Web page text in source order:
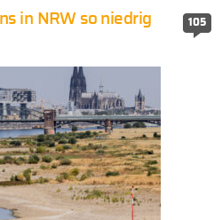
105
in NRW so niedrig